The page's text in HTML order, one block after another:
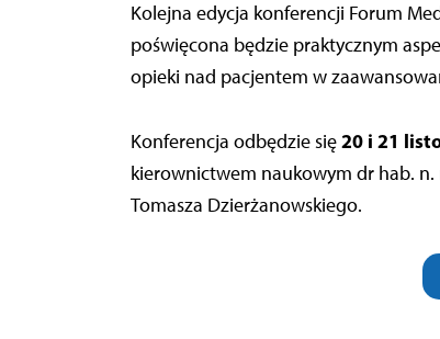
Kolejna edycja konferencji Forum
poświęcona będzie praktycznym
opieki nad pacjentem w
Konferencja odbędzie się20 i 21
kierownictwem naukowym dr hab. n.
Tomasza Dzierżanowskiego.